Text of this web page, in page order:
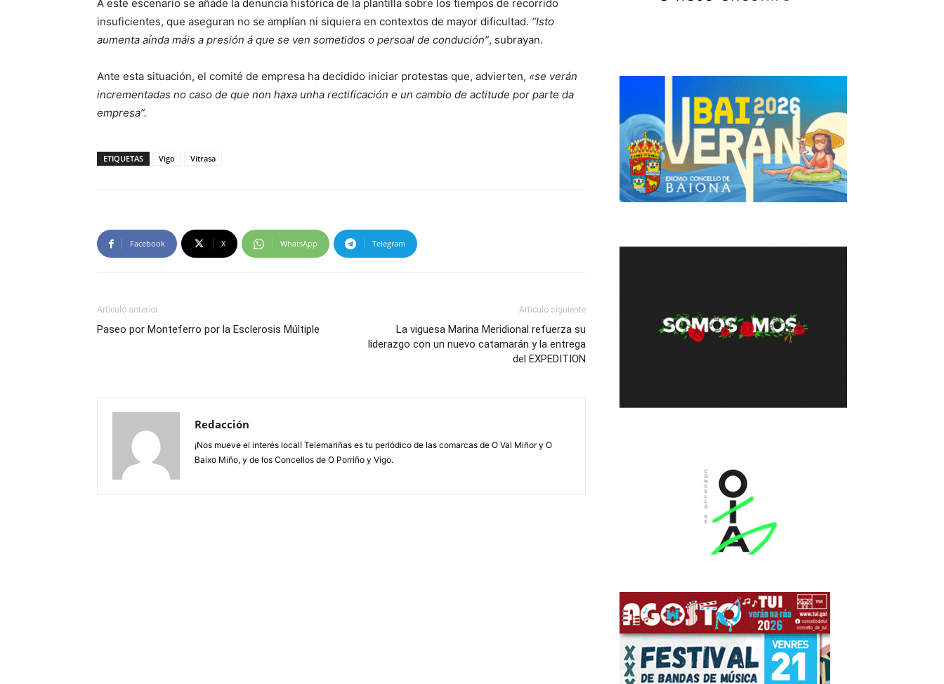
A este escenario se añade la denuncia histórica de la plantilla sobre los tiempos de recorrido
insuficientes, que aseguran no se amplían ni siquiera en contextos de mayor dificultad. “Isto
aumenta aínda máis a presión á que se ven sometidos o persoal de condución”, subrayan.
Ante esta situación, el comité de empresa ha decidido iniciar protestas que, advierten, «se verán
incrementadas no caso de que non haxa unha rectificación e un cambio de actitude por parte da
empresa”.
ETIQUETAS Vigo Vitrasa
Facebook X WhatsApp Telegram
Artículo anterior
Paseo por Monteferro por la Esclerosis Múltiple
Artículo siguiente
La viguesa Marina Meridional refuerza su
liderazgo con un nuevo catamarán y la entrega
del EXPEDITION
Redacción
¡Nos mueve el interés local! Telemariñas es tu periódico de las comarcas de O Val Miñor y O
Baixo Miño, y de los Concellos de O Porriño y Vigo.